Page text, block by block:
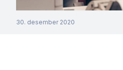
30. desember 2020